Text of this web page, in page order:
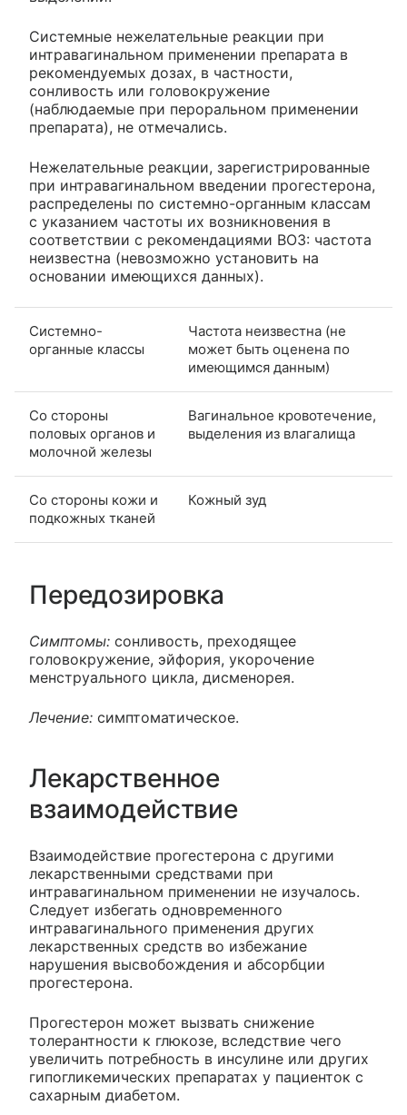
Системные нежелательные реакции при
интравагинальном применении препарата в
рекомендуемых дозах, в частности,
сонливость или головокружение
(наблюдаемые при пероральном применении
препарата), не отмечались.
Нежелательные реакции, зарегистрированные
при интравагинальном введении прогестерона,
распределены по системно-органным классам
с указанием частоты их возникновения в
соответствии с рекомендациями ВОЗ: частота
неизвестна (невозможно установить на
основании имеющихся данных).
Системно-
органные классы
Частота неизвестна (не
может быть оценена по
имеющимся данным)
Со стороны
половых органов и
молочной железы
Вагинальное кровотечение,
выделения из влагалища
Со стороны кожи и
подкожных тканей
Кожный зуд
Передозировка
Симптомы: сонливость, преходящее
головокружение, эйфория, укорочение
менструального цикла, дисменорея.
Лечение: симптоматическое.
Лекарственное
взаимодействие
Взаимодействие прогестерона с другими
лекарственными средствами при
интравагинальном применении не изучалось.
Следует избегать одновременного
интравагинального применения других
лекарственных средств во избежание
нарушения высвобождения и абсорбции
прогестерона.
Прогестерон может вызвать снижение
толерантности к глюкозе, вследствие чего
увеличить потребность в инсулине или других
гипогликемических препаратах у пациенток с
сахарным диабетом.